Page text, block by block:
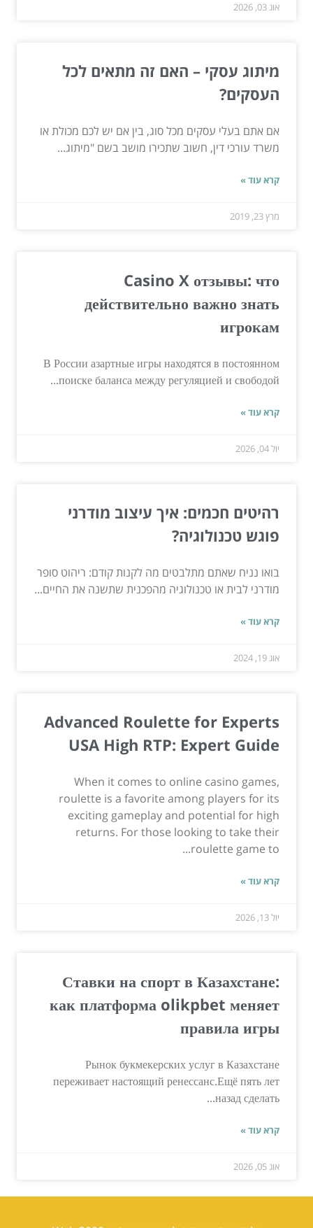
אוג 03, 2026
מיתוג עסקי – האם זה מתאים לכל
העסקים?
אם אתם בעלי עסקים מכל סוג, בין אם יש לכם מכולת או
משרד עורכי דין, חשוב שתכירו מושב בשם "מיתוג...
קרא עוד »
מרץ 23, 2019
Casino X отзывы: что
действительно важно знать
игрокам
В России азартные игры находятся в постоянном
поиске баланса между регуляцией и свободой...
קרא עוד »
יול 04, 2026
רהיטים חכמים: איך עיצוב מודרני
פוגש טכנולוגיה?
בואו נניח שאתם מתלבטים מה לקנות קודם: ריהוט סופר
מודרני לבית או טכנולוגיה מהפכנית שתשנה את החיים...
קרא עוד »
אוג 19, 2024
Advanced Roulette for Experts
USA High RTP: Expert Guide
When it comes to online casino games,
roulette is a favorite among players for its
exciting gameplay and potential for high
returns. For those looking to take their
roulette game to...
קרא עוד »
יול 13, 2026
Ставки на спорт в Казахстане:
как платформа olikpbet меняет
правила игры
Рынок букмекерских услуг в Казахстане
переживает настоящий ренессанс.Ещё пять лет
назад сделать...
קרא עוד »
אוג 05, 2026